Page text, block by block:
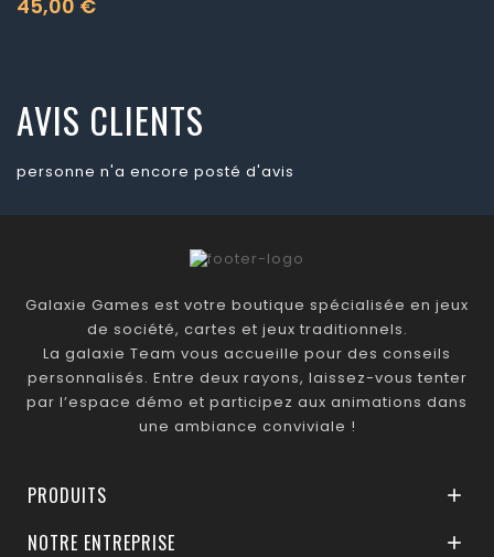
45,00 €
Prix
AVIS CLIENTS
personne n'a encore posté d'avis
Galaxie Games est votre boutique spécialisée en jeux
de société, cartes et jeux traditionnels.
La galaxie Team vous accueille pour des conseils
personnalisés. Entre deux rayons, laissez-vous tenter
par l’espace démo et participez aux animations dans
une ambiance conviviale !
PRODUITS 
NOTRE ENTREPRISE 